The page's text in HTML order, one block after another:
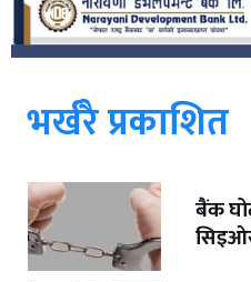
भर्खरै प्रकाशित
बैंक